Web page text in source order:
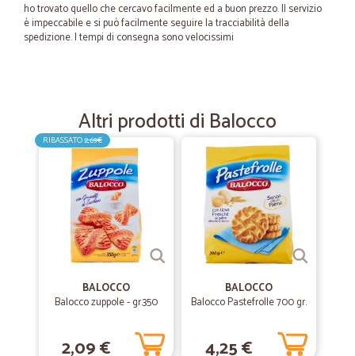
ho trovato quello che cercavo facilmente ed a buon prezzo. Il servizio
è impeccabile e si può facilmente seguire la tracciabilità della
spedizione. I tempi di consegna sono velocissimi
Complimenti
Ottimo sito tutto chiare semplice e funzionante. Ottimo anche il
corriere ed i tempi di consegna. ????
—Fabrizio P.
Acquisto
Tutto ok, perfetto e preciso
30/11/2021
—.
Eccezionale!!!
Altri prodotti di Balocco
RIBASSATO2,69€
BALOCCO
Balocco zuppole - gr.350
2,09 €
BALOCCO
Balocco Pastefrolle 700 gr.
4,25 €